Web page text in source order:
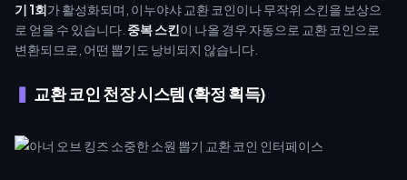
기 1회가 활성화되며, 이누야샤 교환 코인이나 무작위 스킨을 보상으
로 얻을 수 있습니다. 중복 스킨이 나올 경우 자동으로 교환 코인으로
변환되므로, 어떤 뽑기도 낭비되지 않습니다.
교환 코인 천장 시스템 (확정 획득)